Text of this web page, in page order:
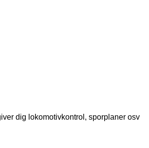
dig lokomotivkontrol, sporplaner osv